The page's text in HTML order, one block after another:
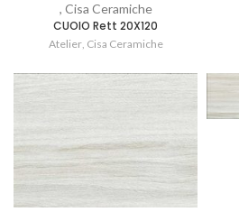
, Cisa Ceramiche
CUOIO Rett 20X120
Atelier, Cisa Ceramiche